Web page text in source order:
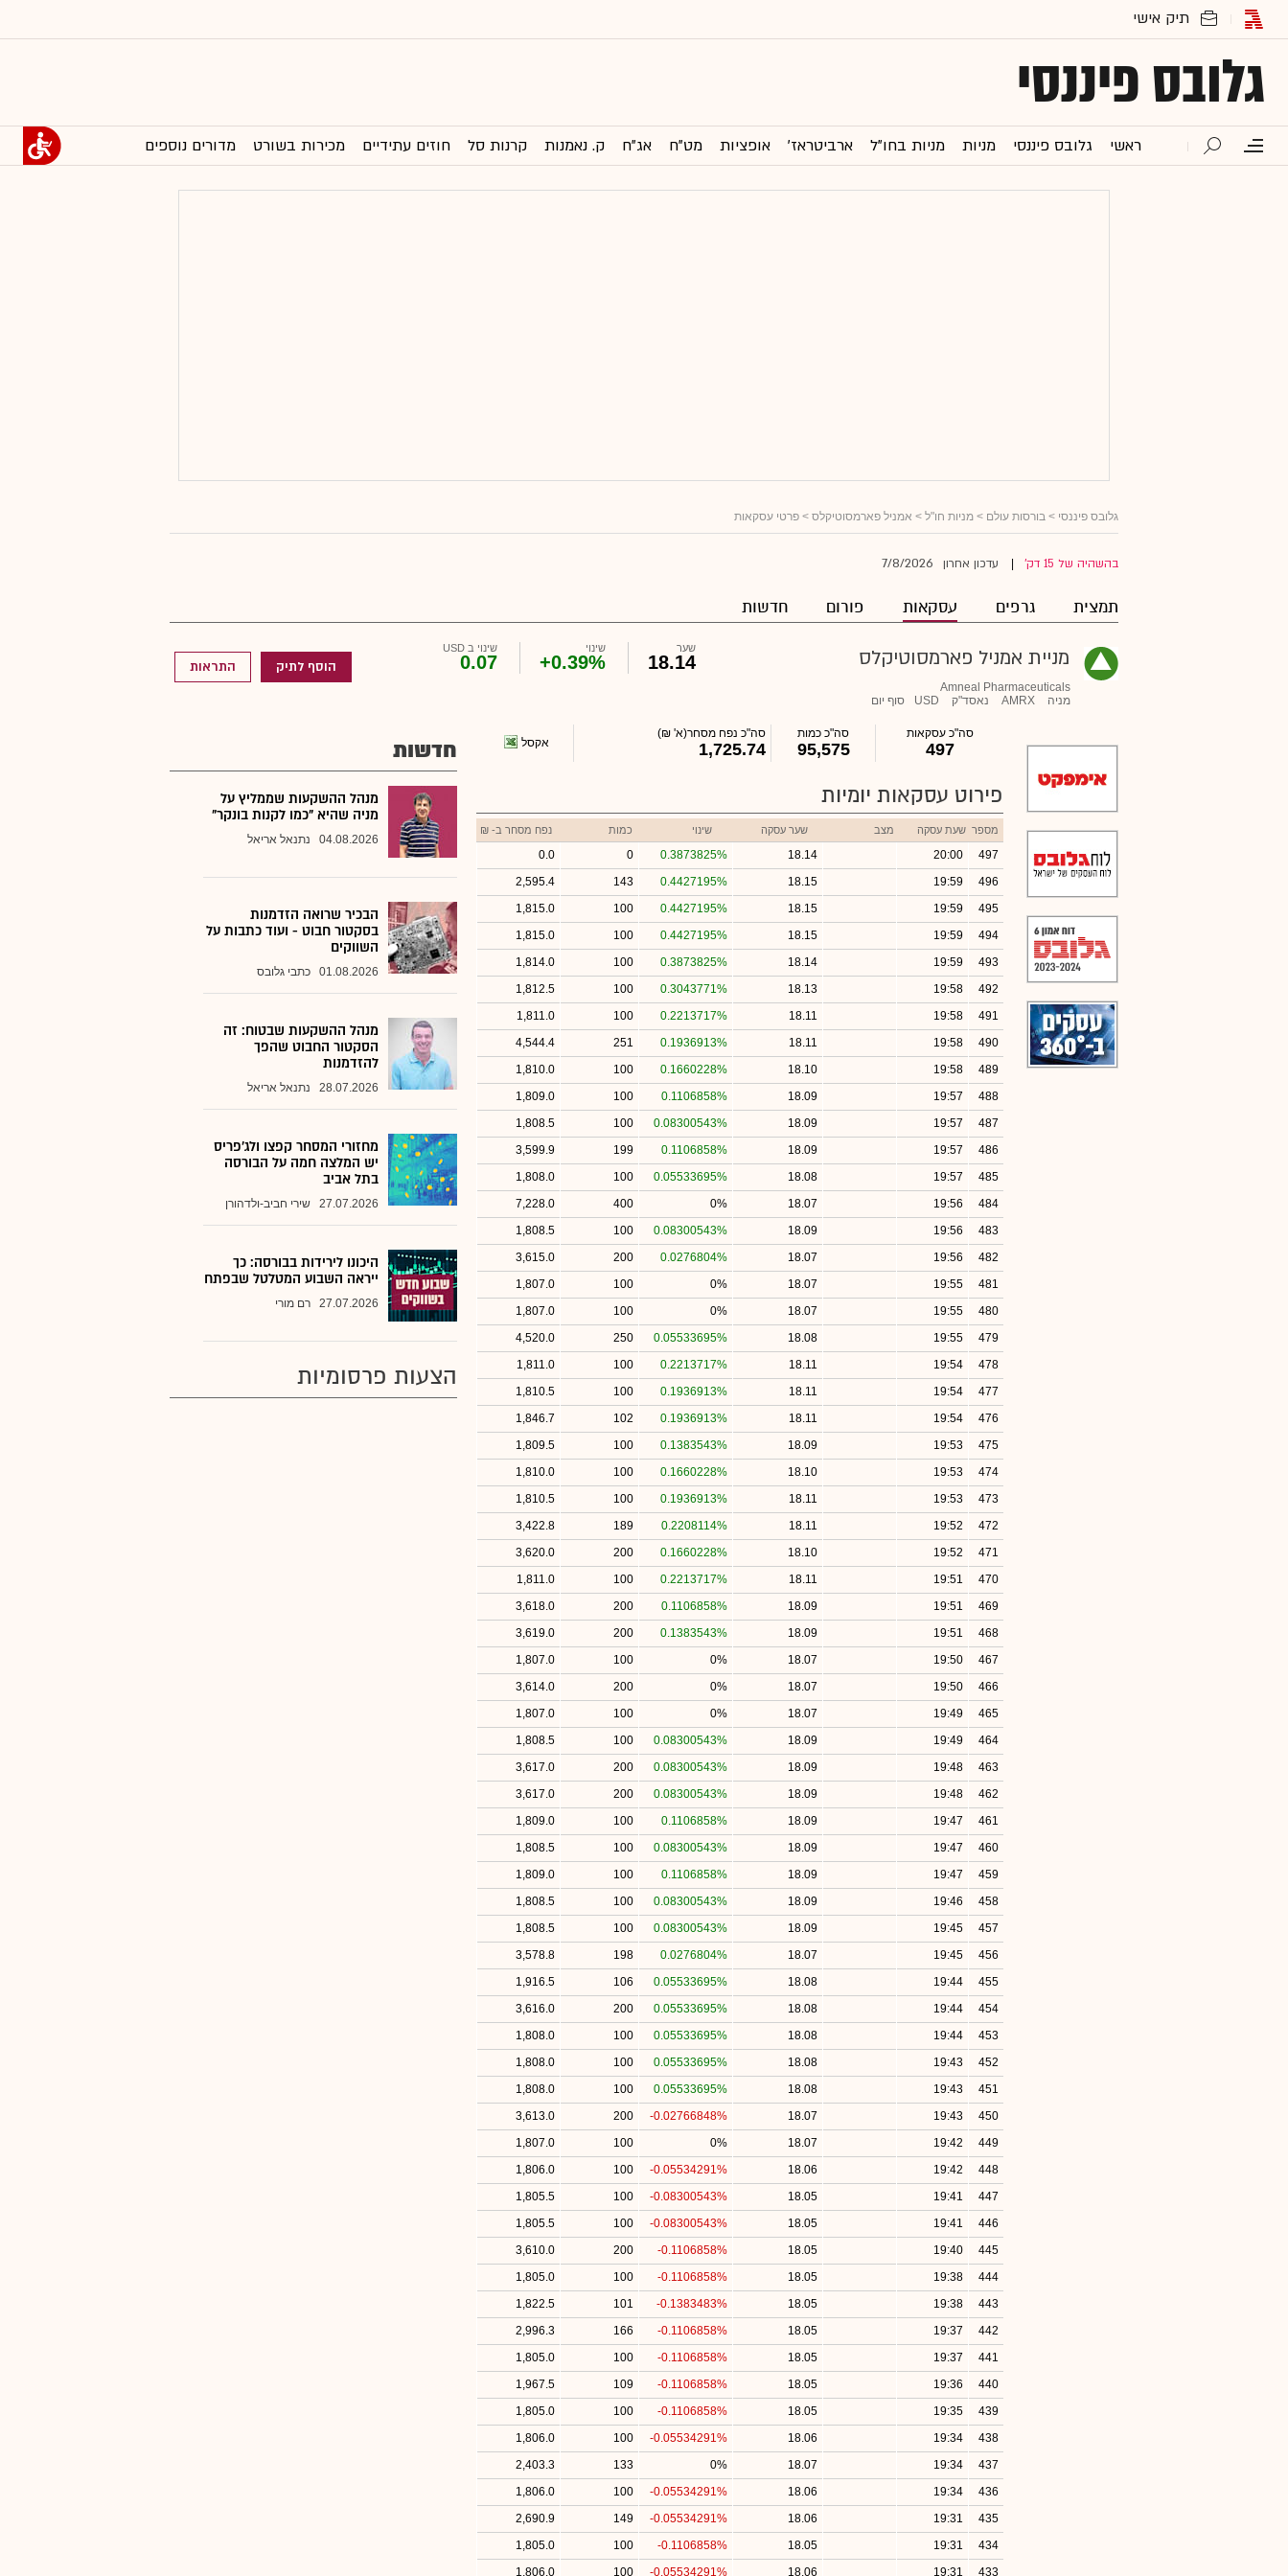
גלובס פיננסי
ראשי גלובס פיננסי מניות מניות בחו"ל ארביטראז' אופציות מט"ח אג"ח ק. נאמנות קרנות סל חוזים עתידיים מכירות בשורט מדורים נוספים
גלובס פיננסי > בורסות עולם > מניות חו"ל > אמניל פארמסוטיקלס > פרטי עסקאות
בהשהיה של 15 דק' עדכון אחרון 7/8/2026
תמצית גרפים עסקאות פורום חדשות
מניית אמניל פארמסוטיקלס
Amneal Pharmaceuticals
מניה
AMRX נאסד"ק USD סוף יום
שער
18.14
שינוי
+0.39%
שינוי ב USD
0.07 הוסף לתיק התראות
סה"כ עסקאות
497
סה"כ כמות
95,575
סה"כ נפח מסחר(א' ₪)
1,725.74 אקסל
פירוט עסקאות יומיות
מספר שעת עסקה מצב שער עסקה שינוי כמות נפח מסחר ב- ₪
497
20:00
18.14
0.3873825%
0
0.0
496
19:59
18.15
0.4427195%
143
2,595.4
495
19:59
18.15
0.4427195%
100
1,815.0
494
19:59
18.15
0.4427195%
100
1,815.0
493
19:59
18.14
0.3873825%
100
1,814.0
492
19:58
18.13
0.3043771%
100
1,812.5
491
19:58
18.11
0.2213717%
100
1,811.0
490
19:58
18.11
0.1936913%
251
4,544.4
489
19:58
18.10
0.1660228%
100
1,810.0
488
19:57
18.09
0.1106858%
100
1,809.0
487
19:57
18.09
0.08300543%
100
1,808.5
486
19:57
18.09
0.1106858%
199
3,599.9
485
19:57
18.08
0.05533695%
100
1,808.0
484
19:56
18.07
0%
400
7,228.0
483
19:56
18.09
0.08300543%
100
1,808.5
482
19:56
18.07
0.0276804%
200
3,615.0
481
19:55
18.07
0%
100
1,807.0
480
19:55
18.07
0%
100
1,807.0
479
19:55
18.08
0.05533695%
250
4,520.0
478
19:54
18.11
0.2213717%
100
1,811.0
477
19:54
18.11
0.1936913%
100
1,810.5
476
19:54
18.11
0.1936913%
102
1,846.7
475
19:53
18.09
0.1383543%
100
1,809.5
474
19:53
18.10
0.1660228%
100
1,810.0
473
19:53
18.11
0.1936913%
100
1,810.5
472
19:52
18.11
0.2208114%
189
3,422.8
471
19:52
18.10
0.1660228%
200
3,620.0
470
19:51
18.11
0.2213717%
100
1,811.0
469
19:51
18.09
0.1106858%
200
3,618.0
468
19:51
18.09
0.1383543%
200
3,619.0
467
19:50
18.07
0%
100
1,807.0
466
19:50
18.07
0%
200
3,614.0
465
19:49
18.07
0%
100
1,807.0
464
19:49
18.09
0.08300543%
100
1,808.5
463
19:48
18.09
0.08300543%
200
3,617.0
462
19:48
18.09
0.08300543%
200
3,617.0
461
19:47
18.09
0.1106858%
100
1,809.0
460
19:47
18.09
0.08300543%
100
1,808.5
459
19:47
18.09
0.1106858%
100
1,809.0
458
19:46
18.09
0.08300543%
100
1,808.5
457
19:45
18.09
0.08300543%
100
1,808.5
456
19:45
18.07
0.0276804%
198
3,578.8
455
19:44
18.08
0.05533695%
106
1,916.5
454
19:44
18.08
0.05533695%
200
3,616.0
453
19:44
18.08
0.05533695%
100
1,808.0
452
19:43
18.08
0.05533695%
100
1,808.0
451
19:43
18.08
0.05533695%
100
1,808.0
450
19:43
18.07
-0.02766848%
200
3,613.0
449
19:42
18.07
0%
100
1,807.0
448
19:42
18.06
-0.05534291%
100
1,806.0
447
19:41
18.05
-0.08300543%
100
1,805.5
446
19:41
18.05
-0.08300543%
100
1,805.5
445
19:40
18.05
-0.1106858%
200
3,610.0
444
19:38
18.05
-0.1106858%
100
1,805.0
443
19:38
18.05
-0.1383483%
101
1,822.5
442
19:37
18.05
-0.1106858%
166
2,996.3
441
19:37
18.05
-0.1106858%
100
1,805.0
440
19:36
18.05
-0.1106858%
109
1,967.5
439
19:35
18.05
-0.1106858%
100
1,805.0
438
19:34
18.06
-0.05534291%
100
1,806.0
437
19:34
18.07
0%
133
2,403.3
436
19:34
18.06
-0.05534291%
100
1,806.0
435
19:31
18.06
-0.05534291%
149
2,690.9
434
19:31
18.05
-0.1106858%
100
1,805.0
433
19:31
18.06
-0.05534291%
100
1,806.0
חדשות
מנהל ההשקעות שממליץ על
מניה שהיא "כמו לקנות בונקר"
04.08.2026 נתנאל אריאל
הבכיר שרואה הזדמנות
בסקטור חבוט - ועוד כתבות על
השווקים
01.08.2026 כתבי גלובס
מנהל ההשקעות שבטוח: זה
הסקטור החבוט שהפך
להזדמנות
28.07.2026 נתנאל אריאל
מחזורי המסחר קפצו ולג'פריס
יש המלצה חמה על הבורסה
בתל אביב
27.07.2026 שירי חביב-ולדהורן
היכונו לירידות בבורסה: כך
ייראה השבוע המטלטל שבפתח
27.07.2026 רם מורי
הצעות פרסומיות